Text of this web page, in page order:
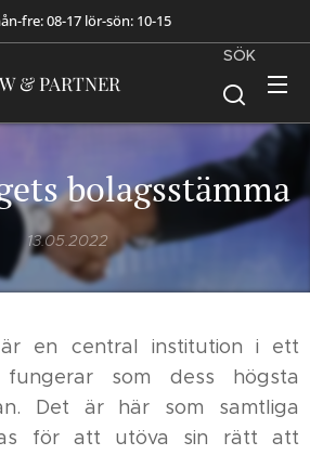
fre: 08-17 lör-sön: 10-15
& PARTNER
SÖK
bolagsstämma
13.05.2022
är en central institution i ett
som dess högsta
Det är här som samtliga
för att utöva sin rätt att